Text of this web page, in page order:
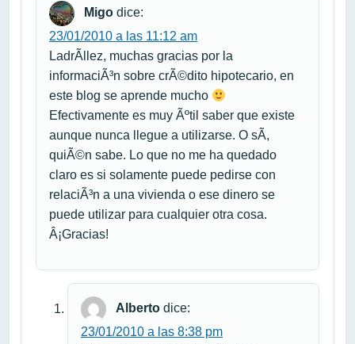
Migo dice:
23/01/2010 a las 11:12 am
LadrÃ­llez, muchas gracias por la
informaciÃ³n sobre crÃ©dito hipotecario, en
este blog se aprende mucho
Efectivamente es muy Ãºtil saber que existe
aunque nunca llegue a utilizarse. O sÃ­,
quiÃ©n sabe. Lo que no me ha quedado
claro es si solamente puede pedirse con
relaciÃ³n a una vivienda o ese dinero se
puede utilizar para cualquier otra cosa.
Â¡Gracias!
Alberto dice:
23/01/2010 a las 8:38 pm